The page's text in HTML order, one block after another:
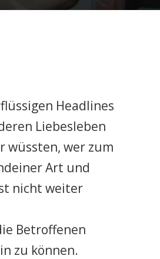
Headlines
Liebesleben
wüssten, wer zum
Art und
nicht weiter
Betroffenen
zu können.